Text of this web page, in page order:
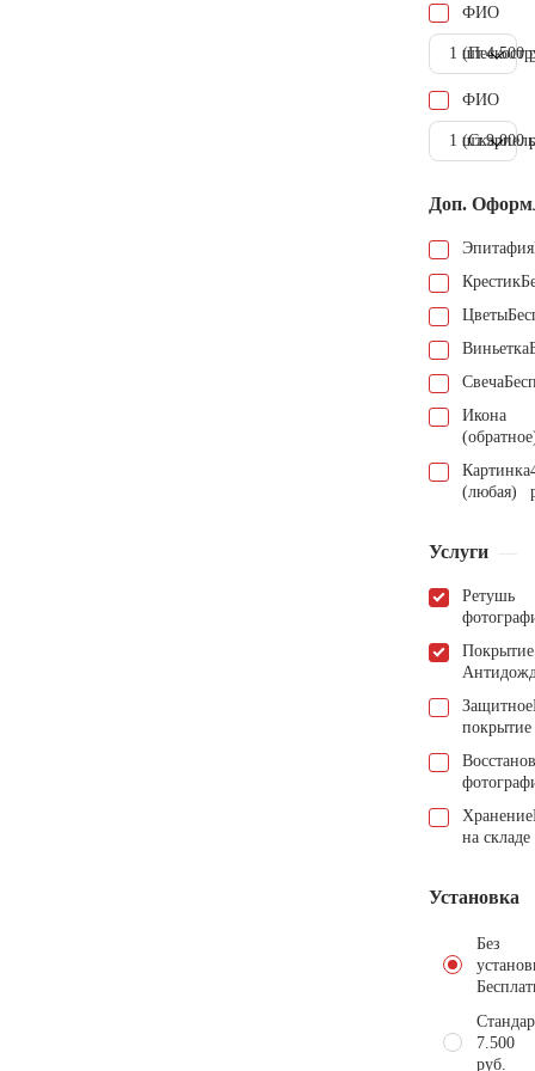
ФИО
1 шт.4.500
ФИО
1 шт.9.000
Доп.
Эпитафия
Крестик
Цветы
Виньетка
Свеча
Икона
Картинка
(любая)
Услуги
Ретушь
Покрытие
Защитное
покрытие
Хранение
на складе
Установка
Без
7.500
руб.